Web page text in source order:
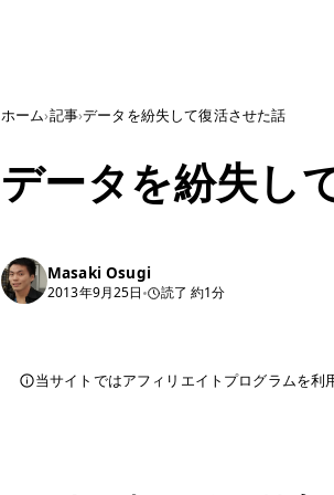
ホーム›記事›データを紛失して復活させた話
データを紛失し
Masaki Osugi
2013年9月25日 読了 約1分
当サイトではアフィリエイトプログラムを利